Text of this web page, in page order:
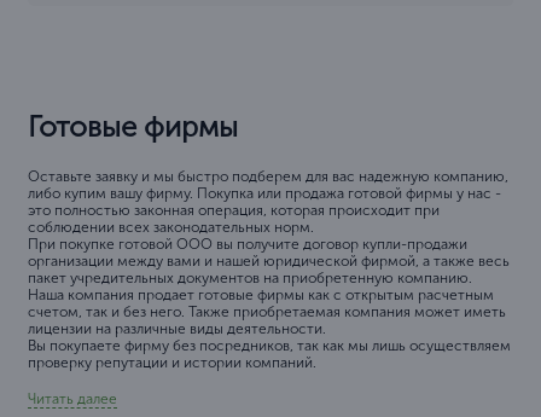
Готовые фирмы
Оставьте заявку и мы быстро подберем для вас надежную компанию,
либо купим вашу фирму. Покупка или продажа готовой фирмы у нас -
это полностью законная операция, которая происходит при
соблюдении всех законодательных норм.
При покупке готовой ООО вы получите договор купли-продажи
организации между вами и нашей юридической фирмой, а также весь
пакет учредительных документов на приобретенную компанию.
Наша компания продает готовые фирмы как с открытым расчетным
счетом, так и без него. Также приобретаемая компания может иметь
лицензии на различные виды деятельности.
Вы покупаете фирму без посредников, так как мы лишь осуществляем
проверку репутации и истории компаний.
Читать далее